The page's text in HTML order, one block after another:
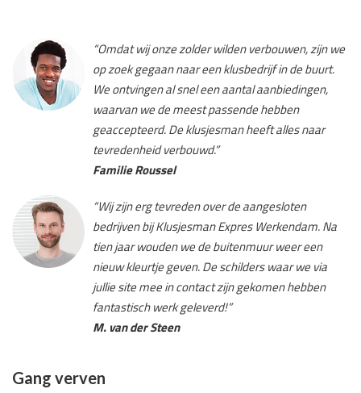
“Omdat wij onze zolder wilden verbouwen, zijn we
op zoek gegaan naar een klusbedrijf in de buurt.
We ontvingen al snel een aantal aanbiedingen,
waarvan we de meest passende hebben
geaccepteerd. De klusjesman heeft alles naar
tevredenheid verbouwd.”
Familie Roussel
“Wij zijn erg tevreden over de aangesloten
bedrijven bij Klusjesman Expres Werkendam. Na
tien jaar wouden we de buitenmuur weer een
nieuw kleurtje geven. De schilders waar we via
jullie site mee in contact zijn gekomen hebben
fantastisch werk geleverd!”
M. van der Steen
Gang verven